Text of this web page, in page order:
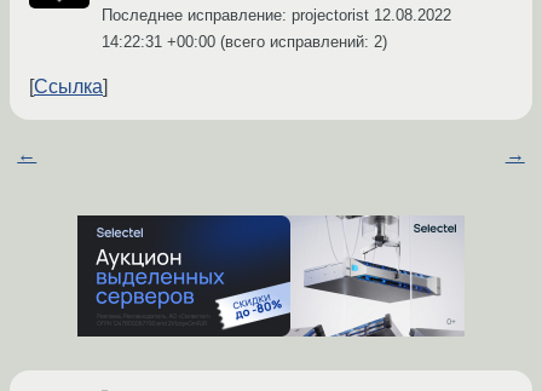
Последнее исправление: projectorist 12.08.2022
14:22:31 +00:00 (всего исправлений: 2)
Ссылка
← →